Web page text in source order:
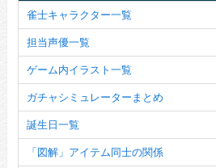
雀士キャラクター一覧
担当声優一覧
ゲーム内イラスト一覧
ガチャシミュレーターまとめ
誕生日一覧
「図解」アイテム同士の関係